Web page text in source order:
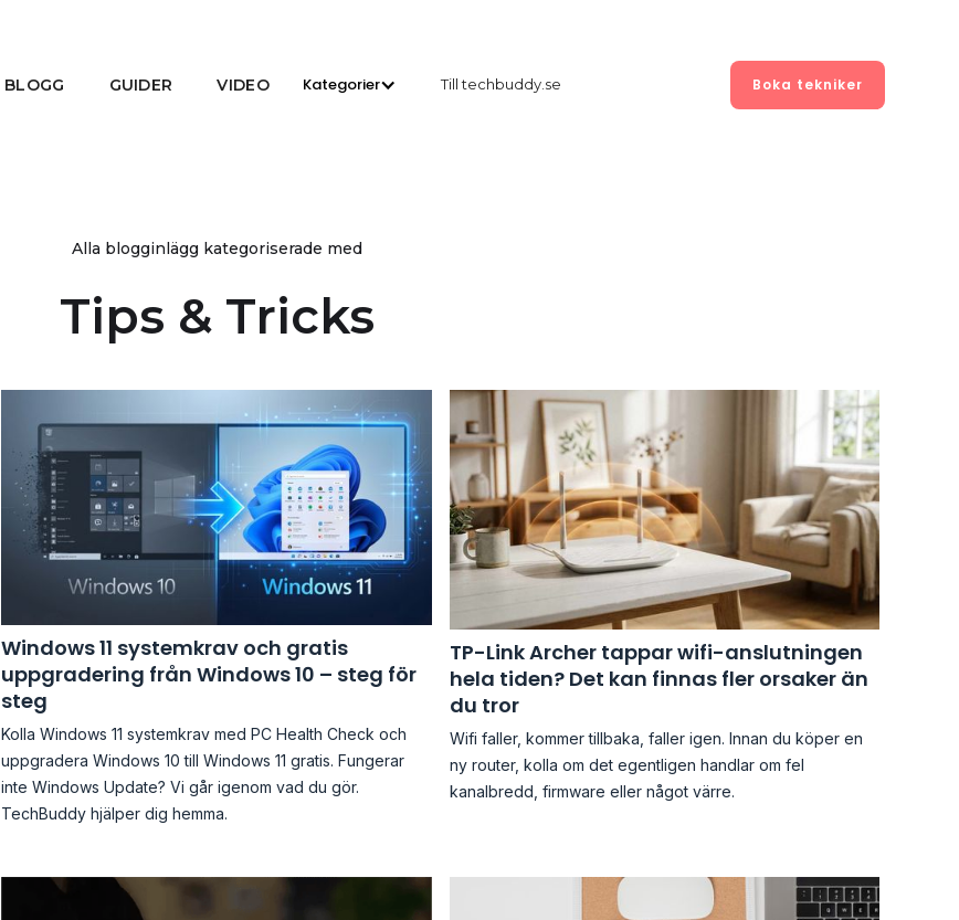
BLOGG GUIDER VIDEO Kategorier Till techbuddy.se Boka tekniker
Alla blogginlägg kategoriserade med
Tips & Tricks
Windows 11 systemkrav och gratis
uppgradering från Windows 10 – steg för
steg
Kolla Windows 11 systemkrav med PC Health Check och
uppgradera Windows 10 till Windows 11 gratis. Fungerar
inte Windows Update? Vi går igenom vad du gör.
TechBuddy hjälper dig hemma.
TP-Link Archer tappar wifi-anslutningen
hela tiden? Det kan finnas fler orsaker än
du tror
Wifi faller, kommer tillbaka, faller igen. Innan du köper en
ny router, kolla om det egentligen handlar om fel
kanalbredd, firmware eller något värre.